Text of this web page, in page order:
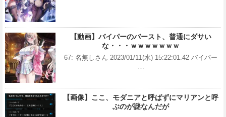
【動画】バイパーのバースト、普通にダサい
な・・・ｗｗｗｗｗｗｗ
67: 名無しさん 2023/01/11(水) 15:22:01.42 バイパー
【画像】ここ、モダニアと呼ばずにマリアンと呼
ぶのが謎なんだが